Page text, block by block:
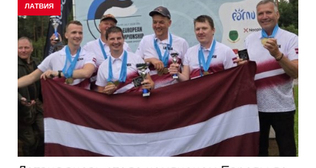
ЛАТВИЯ